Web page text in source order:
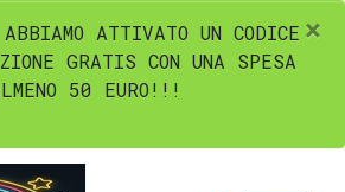
ATTIVATO UN CODICE
GRATIS CON UNA SPESA
50 EURO!!!
×